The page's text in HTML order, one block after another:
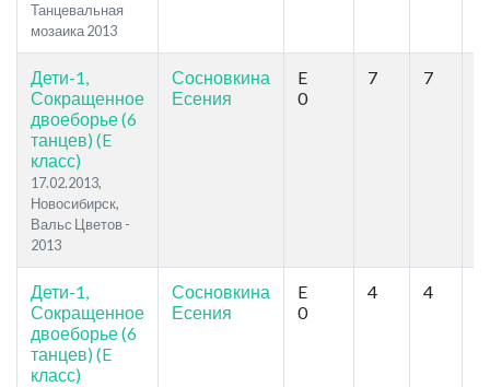
Танцевальная
мозаика 2013
Дети-1,
Сокращенное
двоеборье (6
танцев) (E
класс)
17.02.2013,
Новосибирск,
Вальс Цветов -
2013
Сосновкина
Есения
E
0
7 7
Дети-1,
Сокращенное
двоеборье (6
танцев) (E
класс)
Сосновкина
Есения
E
0
4 4